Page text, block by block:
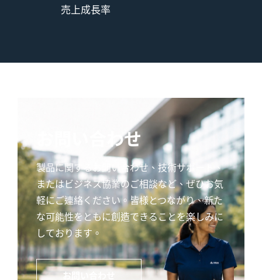
売上成長率
お問い合わせ
製品に関するお問い合わせ、技術サポート、
またはビジネス協業のご相談など、ぜひお気
軽にご連絡ください。皆様とつながり、新た
な可能性をともに創造できることを楽しみに
しております。
お問い合わせ